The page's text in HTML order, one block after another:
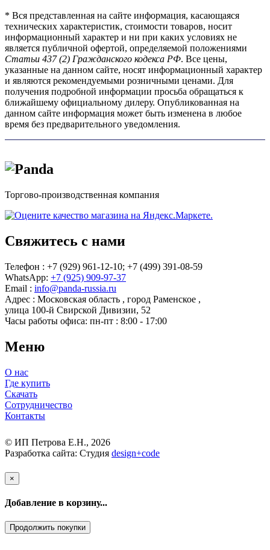
* Вся представленная на сайте информация, касающаяся
технических характеристик, стоимости товаров, носит
информационный характер и ни при каких условиях не
является публичной офертой, определяемой положениями
Статьи 437 (2) Гражданского кодекса РФ. Все цены,
указанные на данном сайте, носят информационный характер
и являются рекомендуемыми розничными ценами. Для
получения подробной информации просьба обращаться к
ближайшему официальному дилеру. Опубликованная на
данном сайте информация может быть изменена в любое
время без предварительного уведомления.
Торгово-производственная компания
Свяжитесь с нами
Телефон : +7 (929) 961-12-10; +7 (499) 391-08-59
WhatsApp: +7 (925) 909-97-37
Email : info@panda-russia.ru
Адрес : Московская область , город Раменское ,
улица 100-й Свирской Дивизии, 52
Часы работы офиса: пн-пт : 8:00 - 17:00
Меню
О нас
Где купить
Скачать
Сотрудничество
Контакты
© ИП Петрова Е.Н., 2026
Разработка сайта: Студия design+code
×
Добавление в корзину...
Продолжить покупки